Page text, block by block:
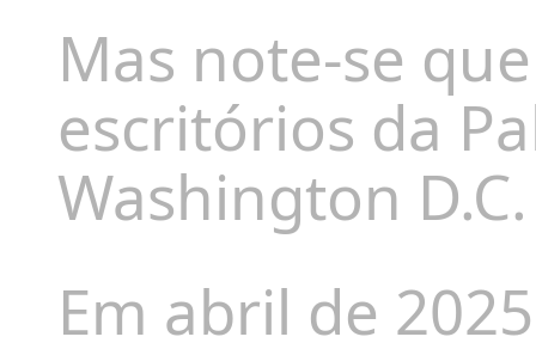
Mas note-se
escritórios da
Washington
Em abril de